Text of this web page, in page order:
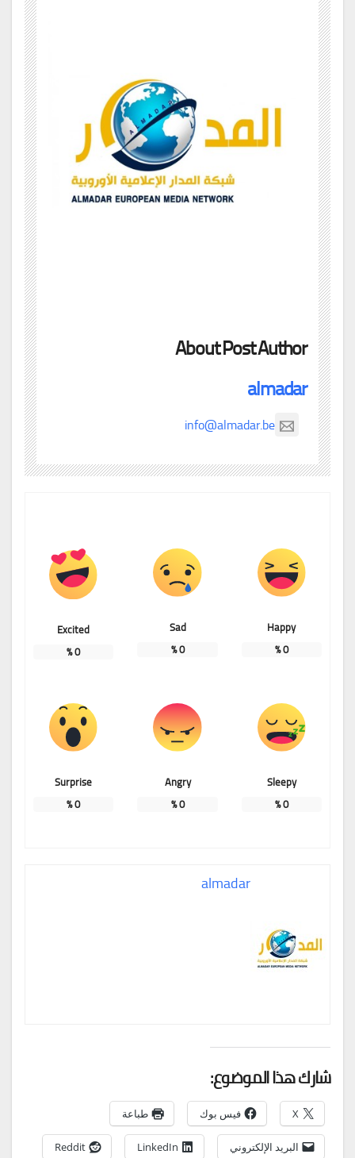
About Post Author
almadar
info@almadar.be
Happy
0
%
Sad
0
%
Excited
0
%
Sleepy
0
%
Angry
0
%
Surprise
0
%
almadar
شارك هذا الموضوع:
X فيس بوك طباعة
البريد الإلكتروني LinkedIn
Reddit